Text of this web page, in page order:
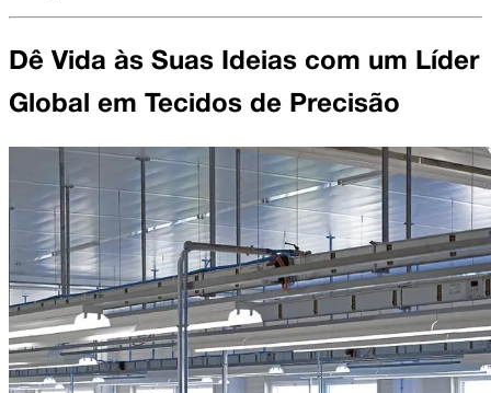
Dê Vida às Suas Ideias com um Líder
Global em Tecidos de Precisão